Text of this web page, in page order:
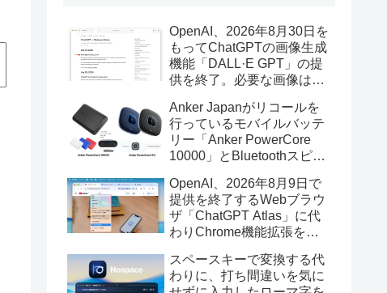
OpenAI、2026年8月30日を
もってChatGPTの画像生成
機能「DALL·E GPT」の提
供を終了。必要な画像は期
Anker Japanがリコールを
行っているモバイルバッテ
リー「Anker PowerCore
10000」とBluetoothスピー
辺を焼損する火災が6月に3
件発生していたそうなので
注意を。
OpenAI、2026年8月9日で
提供を終了するWebブラウ
ザ「ChatGPT Atlas」に代
わりChrome機能拡張をア
画の質問やAsk ChatGPT機
能を追加。
スペースキーで変換する代
わりに、打ち間違いを気に